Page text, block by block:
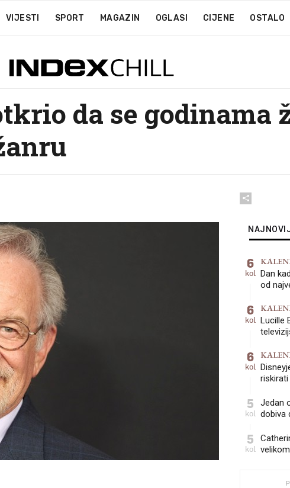
VIJESTI SPORT MAGAZIN OGLASI CIJENE OSTALO
da se godinama
6
kol Dan
od
6
kol Lucille
6
kol
5
kol
Jedan
dobiva
5
kol